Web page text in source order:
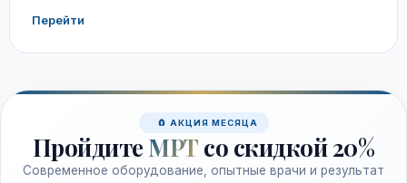
Перейти
🧲 АКЦИЯ МЕСЯЦА
Пройдите МРТ со скидкой 20%
Современное оборудование, опытные врачи и результат